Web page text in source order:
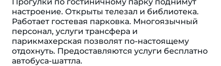
настроение. Открыты телезал и библиотека.
Работает гостевая парковка. Многоязычный
персонал, услуги трансфера и
парикмахерская позволят по-настоящему
отдохнуть. Предоставляются услуги бесплатно
автобуса-шаттла.